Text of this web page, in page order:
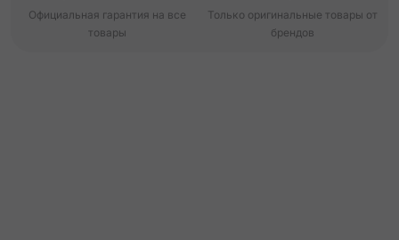
Официальная гарантия на все
товары
Только оригинальные товары от
брендов